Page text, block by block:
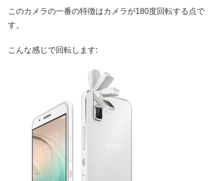
このカメラの一番の特徴はカメラが180度回転する点で
す。
こんな感じで回転します: